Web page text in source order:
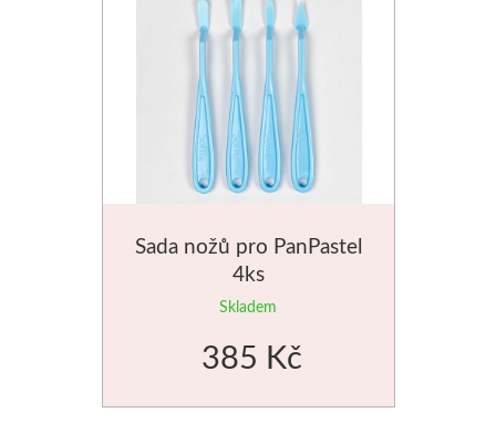
Uni Posca
Jednotlivě
V sadách
Winsor & Newton
Barvy
Média
Pomůcky
Sada nožů pro PanPastel
4ks
Skladem
385 Kč